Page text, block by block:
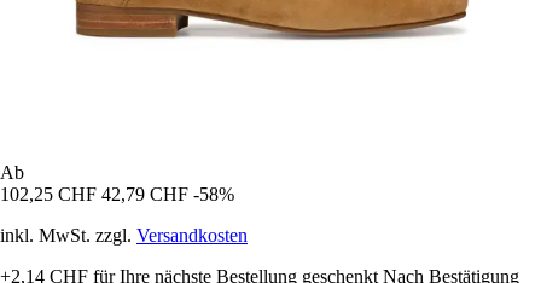
Ab
102,25 CHF 42,79 CHF -58%
inkl. MwSt. zzgl. Versandkosten
+2,14 CHF für Ihre nächste Bestellung geschenkt Nach Bestätigung